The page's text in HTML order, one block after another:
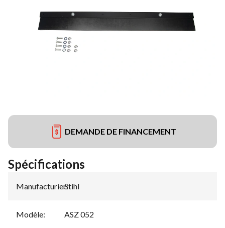
DEMANDE DE FINANCEMENT
Spécifications
Manufacturier:
Stihl
Modèle: ASZ 052